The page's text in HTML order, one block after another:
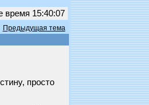
время 15:40:07
Предыдущая тема
просто